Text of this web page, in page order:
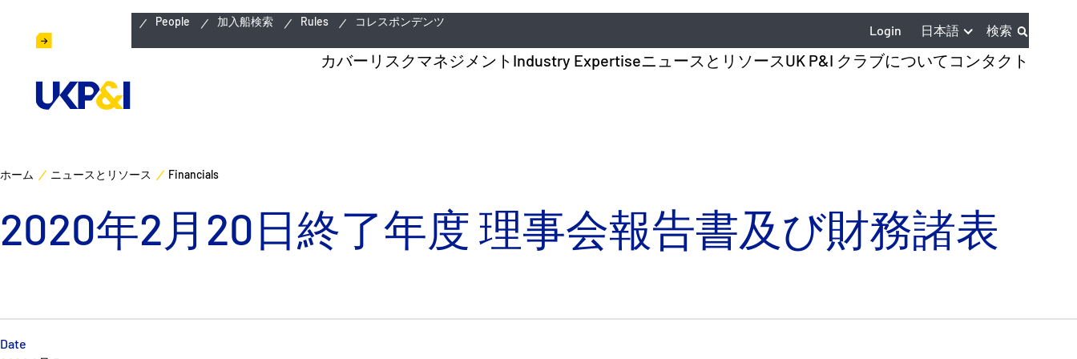
People 加入船検索 Rules コレスポンデンツ
Login 日本語 検索
カバー リスクマネジメント Industry ExpertiseニュースとリソースUK P&I クラブについて コンタクト
ホーム ニュースとリソース Financials
2020年2月20日終了年度 理事会報告書及び財務諸表
Date